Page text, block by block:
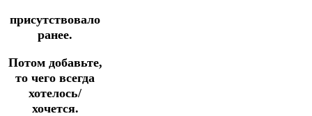
присутствовало
ранее.
Потом добавьте,
то чего всегда
хотелось/
хочется.